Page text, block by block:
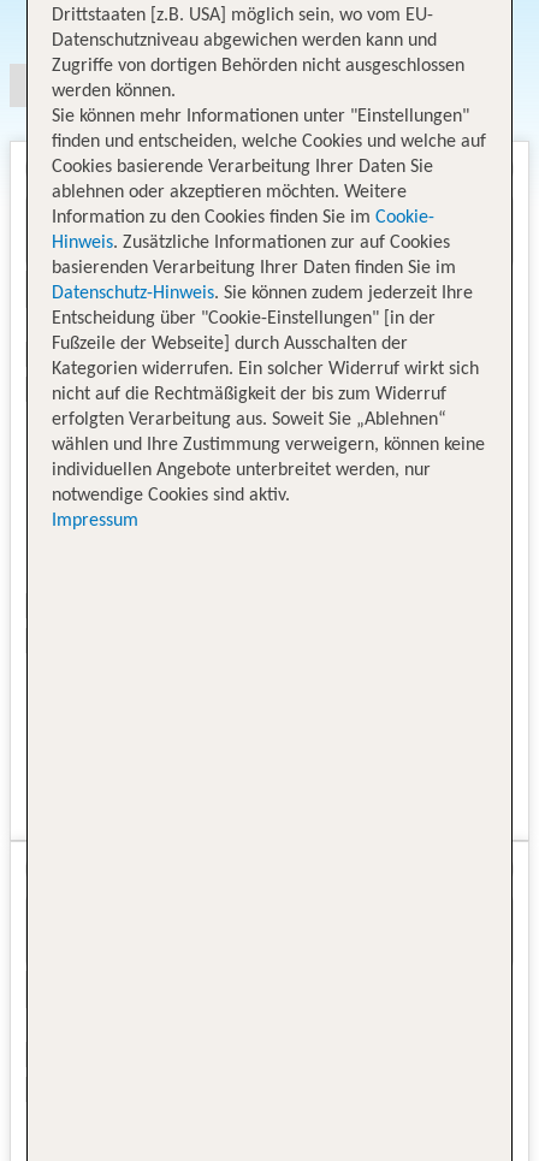
Angebotsauswahl
Drittstaaten [z.B. USA] möglich sein, wo vom EU-
Datenschutzniveau abgewichen werden kann und
Zugriffe von dortigen Behörden nicht ausgeschlossen
werden können.
Sie können mehr Informationen unter "Einstellungen"
finden und entscheiden, welche Cookies und welche auf
Cookies basierende Verarbeitung Ihrer Daten Sie
ablehnen oder akzeptieren möchten. Weitere
Information zu den Cookies finden Sie im Cookie-
Hinweis. Zusätzliche Informationen zur auf Cookies
basierenden Verarbeitung Ihrer Daten finden Sie im
Datenschutz-Hinweis. Sie können zudem jederzeit Ihre
Entscheidung über "Cookie-Einstellungen" [in der
Fußzeile der Webseite] durch Ausschalten der
Kategorien widerrufen. Ein solcher Widerruf wirkt sich
nicht auf die Rechtmäßigkeit der bis zum Widerruf
erfolgten Verarbeitung aus. Soweit Sie „Ablehnen“
wählen und Ihre Zustimmung verweigern, können keine
individuellen Angebote unterbreitet werden, nur
notwendige Cookies sind aktiv.
Impressum